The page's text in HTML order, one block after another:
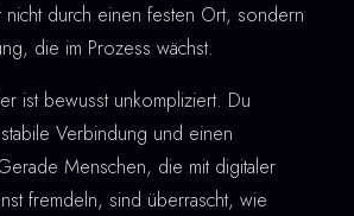
nicht durch einen festen Ort, sondern
die im Prozess wächst.
ist bewusst unkompliziert. Du
Verbindung und einen
Menschen, die mit digitaler
fremdeln, sind überrascht, wie